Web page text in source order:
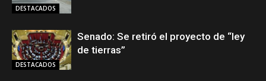
DESTACADOS
DESTACADOS
Senado: Se retiró el proyecto de “ley
de tierras”